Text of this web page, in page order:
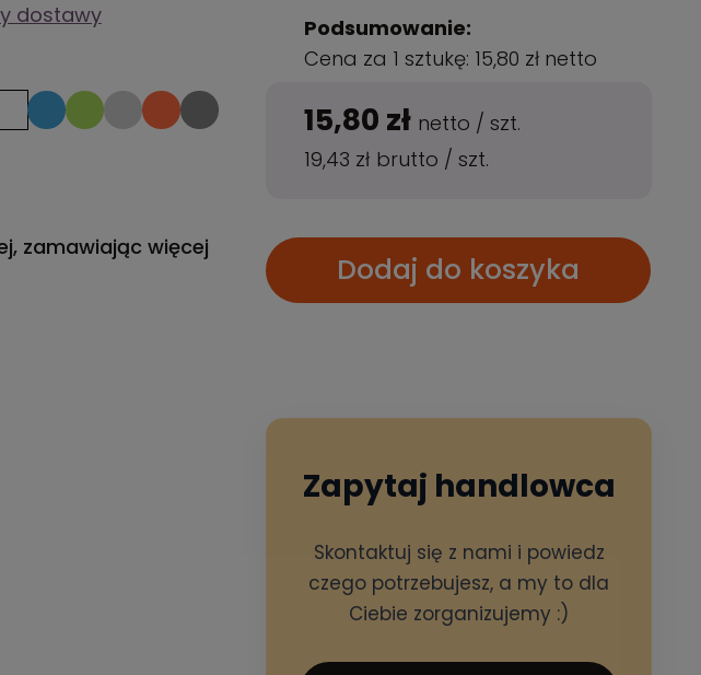
dostawy
zamawiając więcej
Podsumowanie:
Cena za 1 sztukę: 15,80 zł netto
15,80 zł netto /szt.
19,43 zł brutto /szt.
Dodaj do koszyka
Zapytaj handlowca
Skontaktuj się z nami i powiedz
czego potrzebujesz, a my to dla
Ciebie zorganizujemy :)